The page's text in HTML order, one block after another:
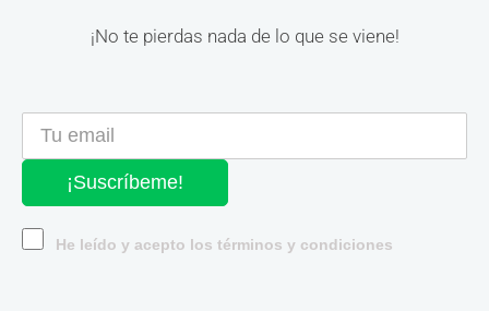
¡No te pierdas nada de lo que se viene!
¡Suscríbeme!
He leído y acepto los términos y condiciones